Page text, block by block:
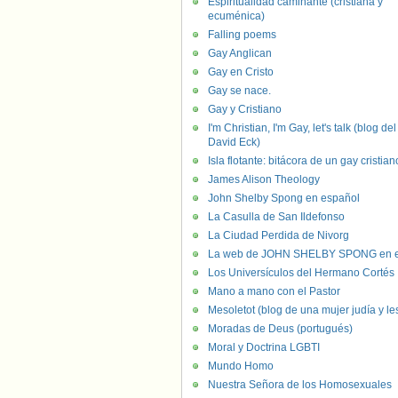
ecuménica)
Falling poems
Gay Anglican
Gay en Cristo
Gay se nace.
Gay y Cristiano
I'm Christian, I'm Gay, let's talk (blog del
David Eck)
Isla flotante: bitácora de un gay
James Alison Theology
John Shelby Spong en español
La Casulla de San Ildefonso
La Ciudad Perdida de Nivorg
La web de JOHN SHELBY SPONG en
Los Universículos del Hermano Cortés
Mano a mano con el Pastor
Mesoletot (blog de una mujer judía y
Moradas de Deus (portugués)
Moral y Doctrina LGBTI
Mundo Homo
Nuestra Señora de los Homosexuales